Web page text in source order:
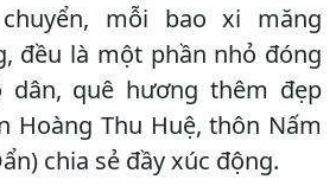
mỗi bao xi măng
đều là một phần nhỏ đóng
dân, quê hương thêm đẹp
Hoàng Thu Huệ, thôn Nấm
chia sẻ đầy xúc động.